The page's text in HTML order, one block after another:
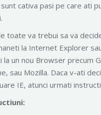
cativa pasi pe care ati
toate va trebui sa va
la Internet Explorer
la un nou Browser precum
sau Mozilla. Daca v-ati
IE, atunci urmati